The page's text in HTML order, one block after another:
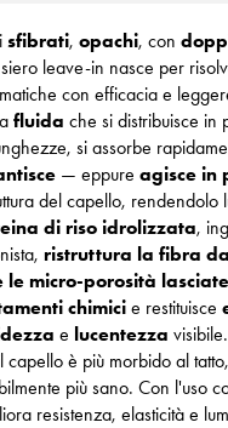
sfibrati, opachi, con
leave-in nasce per
con efficacia e
fluida che si distribuisce in
si assorbe
— eppureagisce in
del capello, rendendolo
di riso idrolizzata,
ristruttura la fibra
le micro-porosità
chimicie restituisce
e lucentezza
capello è più morbido al
più sano. Con l'uso
resistenza, elasticità e